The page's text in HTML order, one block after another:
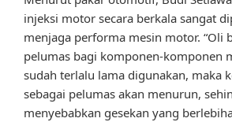
injeksi motor secara berkala sangat
menjaga performa mesin motor. “Oli
pelumas bagi komponen-komponen
sudah terlalu lama digunakan, maka
sebagai pelumas akan menurun,
menyebabkan gesekan yang